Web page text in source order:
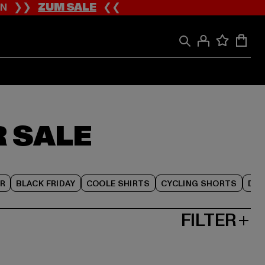
❯❯ZUM SALE❮❮
SALE
BLACK FRIDAY COOLE SHIRTS CYCLING SHORTS
FILTER